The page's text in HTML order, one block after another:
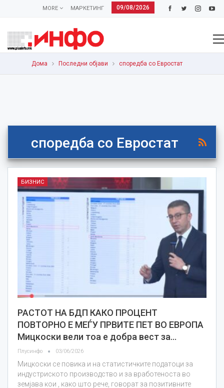
09/08/2026
МАРКЕТИНГ
MORE
Дома Последни објави споредба со Евростат
споредба со Евростат
БИЗНИС
РАСТОТ НА БДП КАКО ПРОЦЕНТ
ПОВТОРНО Е МЕЃУ ПРВИТЕ ПЕТ ВО ЕВРОПА
Мицкоски вели тоа е добра вест за…
Плусинфо 03/06/2026
Мицкоски се повика и на статистичките податоци за
индустриското производство и за вработеноста во
зeмјава кои , како што рече, говорат за позитивните